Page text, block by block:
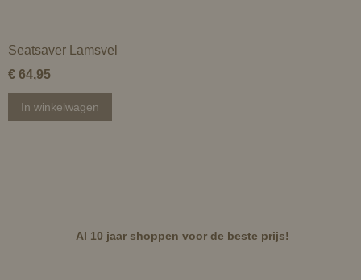
Seatsaver Lamsvel
€ 64,95
In winkelwagen
Al 10 jaar shoppen voor de beste prijs!